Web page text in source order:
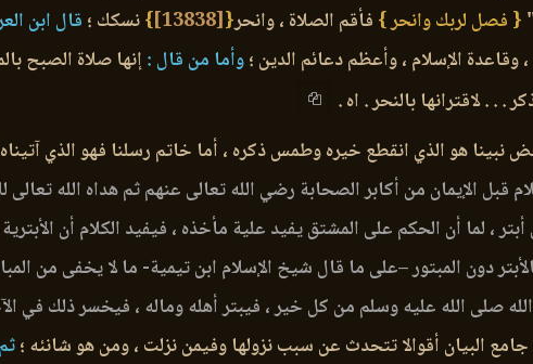
{ فصل لربك وانحر } فأقم الصلاة ، وانحر{
[13838]
}نسكك ؛قال ابن
وقاعدة الإسلام ، وأعظم دعائم الدين ؛وأما من قال :إنها صلاة الصبح
. . . لاقترانها بالنحر . اه .
نبينا هو الذي انقطع خيره وطمس ذكره ، أما خاتم رسلنا فهو الذي آتيناه
قبل الإيمان من أكابر الصحابة رضي الله تعالى عنهم ثم هداه الله
، لما أن الحكم على المشتق يفيد علية مأخذه ، فيفيد الكلام أن
دون المبتور –على ما قال شيخ الإسلام ابن تيمية- ما لا يخفى من
صلى الله عليه وسلم من كل خير ، فيبتر أهله وماله ، فيخسر ذلك في
البيان أقوالا تتحدث عن سبب نزولها وفيمن نزلت ، ومن هو شانئه ؛